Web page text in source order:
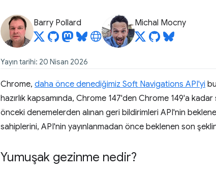
Barry Pollard Michal Mocny
Yayın tarihi: 20 Nisan 2026
Chrome, daha önce denediğimiz Soft Navigations API'yi
hazırlık kapsamında, Chrome 147'den Chrome 149'a
önceki denemelerden alınan geri bildirimleri API'nin
sahiplerini, API'nin yayınlanmadan önce beklenen son
Yumuşak gezinme nedir?